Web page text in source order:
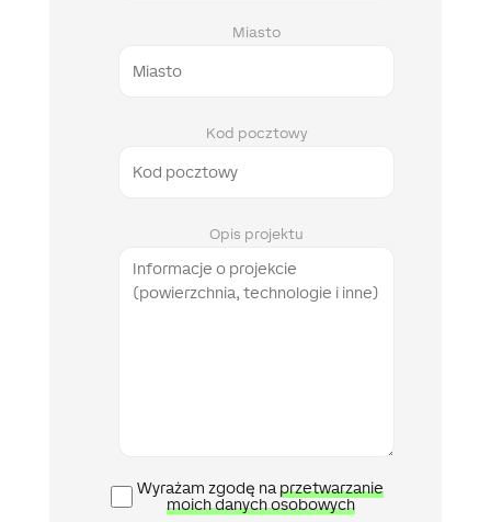
Miasto
Kod pocztowy
Opis projektu
Polityka
prywatności
Wyrażam zgodę naprzetwarzanie
moich danych osobowych